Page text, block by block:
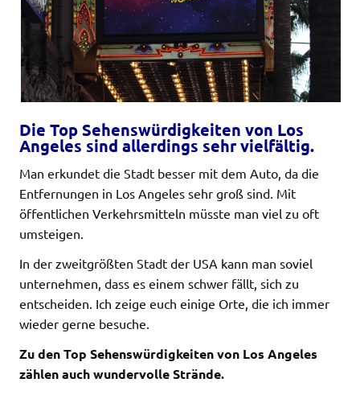
Die Top Sehenswürdigkeiten von Los
Angeles sind allerdings sehr vielfältig.
Man erkundet die Stadt besser mit dem Auto, da die
Entfernungen in Los Angeles sehr groß sind. Mit
öffentlichen Verkehrsmitteln müsste man viel zu oft
umsteigen.
In der zweitgrößten Stadt der USA kann man soviel
unternehmen, dass es einem schwer fällt, sich zu
entscheiden. Ich zeige euch einige Orte, die ich immer
wieder gerne besuche.
Zu den Top Sehenswürdigkeiten von Los Angeles
zählen auch wundervolle Strände.